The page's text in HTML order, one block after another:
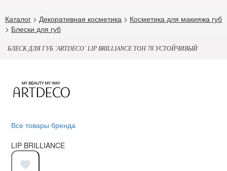
Каталог > Декоративная косметика > Косметика для макияжа губ
> Блески для губ
БЛЕСК ДЛЯ ГУБ `ARTDECO` LIP BRILLIANCE ТОН 78 УСТОЙЧИВЫЙ
Все товары бренда
LIP BRILLIANCE